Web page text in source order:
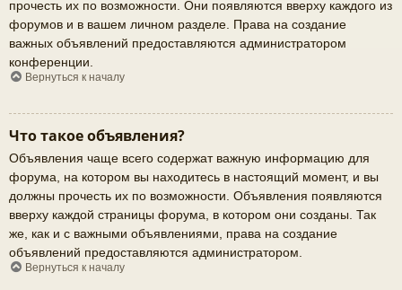
прочесть их по возможности. Они появляются вверху каждого из
форумов и в вашем личном разделе. Права на создание
важных объявлений предоставляются администратором
конференции.
Вернуться к началу
Что такое объявления?
Объявления чаще всего содержат важную информацию для
форума, на котором вы находитесь в настоящий момент, и вы
должны прочесть их по возможности. Объявления появляются
вверху каждой страницы форума, в котором они созданы. Так
же, как и с важными объявлениями, права на создание
объявлений предоставляются администратором.
Вернуться к началу